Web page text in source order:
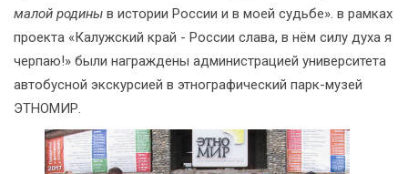
малой родины в истории России и в моей судьбе». в рамках
проекта «Калужский край - России слава, в нём силу духа я
черпаю!» были награждены администрацией университета
автобусной экскурсией в этнографический парк-музей
ЭТНОМИР.​